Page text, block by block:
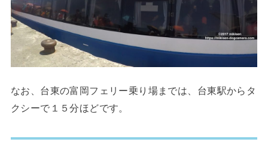
なお、台東の富岡フェリー乗り場までは、台東駅からタ
クシーで１５分ほどです。